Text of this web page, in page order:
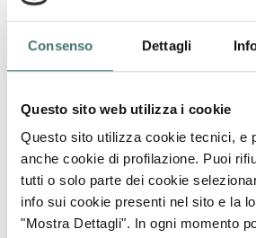
Consenso Dettagli
Questo sito web utilizza i cookie
Questo sito utilizza cookie tecnici, e
anche cookie di profilazione. Puoi
tutti o solo parte dei cookie
info sui cookie presenti nel sito e la
"Mostra Dettagli". In ogni momento
lo segua, la paura di
Depressione
La depressione è una
molto sofferta che si
diversi anche se tutti
stesso atteggiamento di
di depressione tende a
prendere decisioni